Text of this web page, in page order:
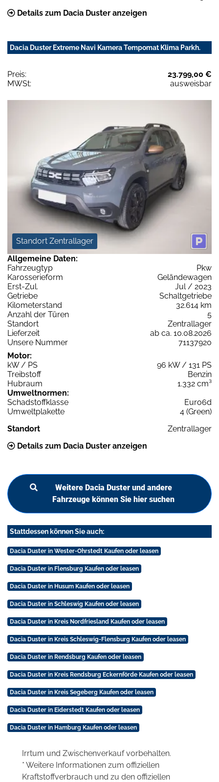
Details zum Dacia Duster anzeigen
Dacia Duster Extreme Navi Kamera Tempomat Klima Parkh.
Preis:
23.799,00 €
MWSt:
ausweisbar
Standort Zentrallager
Allgemeine Daten:
Fahrzeugtyp
Pkw
Karosserieform
Geländewagen
Erst-Zul.
Jul / 2023
Getriebe
Schaltgetriebe
Kilometerstand
32.614 km
Anzahl der Türen
5
Standort
Zentrallager
Lieferzeit
ab ca. 10.08.2026
Unsere Nummer
71137920
Motor:
kW / PS
96 kW / 131 PS
Treibstoff
Benzin
Hubraum
1.332 cm³
Umweltnormen:
Schadstoffklasse
Euro6d
Umweltplakette
4 (Green)
Standort
Zentrallager
Details zum Dacia Duster anzeigen
Weitere Dacia Duster und andere
Fahrzeuge können Sie hier suchen
Stattdessen können Sie auch:
Dacia Duster in Wester-Ohrstedt Kaufen oder leasen
Dacia Duster in Flensburg Kaufen oder leasen
Dacia Duster in Husum Kaufen oder leasen
Dacia Duster in Schleswig Kaufen oder leasen
Dacia Duster in Kreis Nordfriesland Kaufen oder leasen
Dacia Duster in Kreis Schleswig-Flensburg Kaufen oder leasen
Dacia Duster in Rendsburg Kaufen oder leasen
Dacia Duster in Kreis Rendsburg Eckernförde Kaufen oder leasen
Dacia Duster in Kreis Segeberg Kaufen oder leasen
Dacia Duster in Eiderstedt Kaufen oder leasen
Dacia Duster in Hamburg Kaufen oder leasen
Irrtum und Zwischenverkauf vorbehalten.
* Weitere Informationen zum offiziellen
Kraftstoffverbrauch und zu den offiziellen